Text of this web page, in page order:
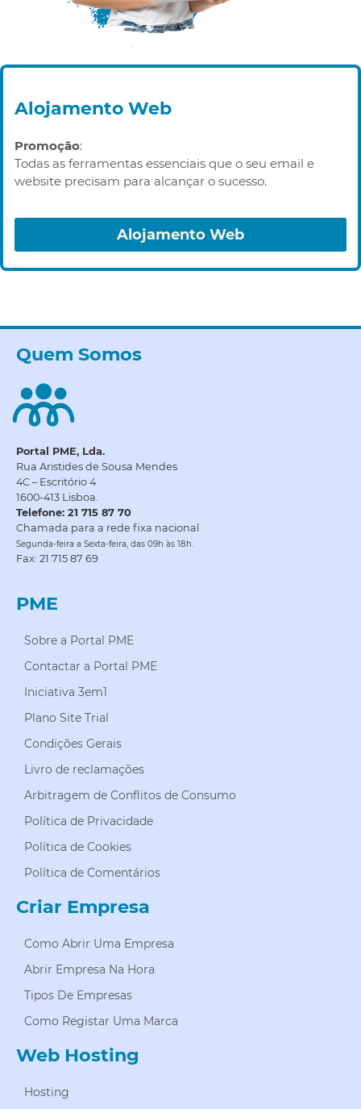
Alojamento Web
Promoção:
Todas as ferramentas essenciais que o seu email e
website precisam para alcançar o sucesso.
Alojamento Web
Quem Somos
Portal PME, Lda.
Rua Aristides de Sousa Mendes
4C – Escritório 4
1600-413 Lisboa.
Telefone: 21 715 87 70
Chamada para a rede fixa nacional
Segunda-feira a Sexta-feira, das 09h às 18h.
Fax: 21 715 87 69
PME
Sobre a Portal PME
Contactar a Portal PME
Iniciativa 3em1
Plano Site Trial
Condições Gerais
Livro de reclamações
Arbitragem de Conflitos de Consumo
Política de Privacidade
Política de Cookies
Política de Comentários
Criar Empresa
Como Abrir Uma Empresa
Abrir Empresa Na Hora
Tipos De Empresas
Como Registar Uma Marca
Web Hosting
Hosting